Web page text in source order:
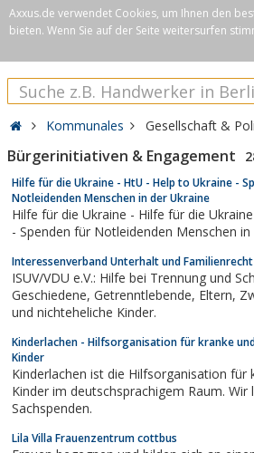
Axxus.de verwendet Cookies, um Ihnen den
bieten. Wenn Sie auf der Seite weitersurfen
Kommunales Gesellschaft &
Bürgerinitiativen & Engagement
Hilfe für die Ukraine - HtU - Help to Ukraine -
Notleidenden Menschen in der Ukraine
Hilfe für die Ukraine - Hilfe für die
- Spenden für Notleidenden Menschen in
Interessenverband Unterhalt und Familienrecht
ISUV/VDU e.V.: Hilfe bei Trennung und
Geschiedene, Getrenntlebende, Eltern, Zweitfamilien, eheliche
und nichteheliche Kinder.
Kinderlachen - Hilfsorganisation für kranke
Kinder
Kinderlachen ist die Hilfsorganisation für
Kinder im deutschsprachigem Raum. Wir
Sachspenden.
Lila Villa Frauenzentrum cottbus